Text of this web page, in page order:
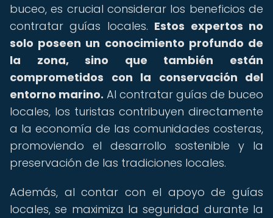
buceo, es crucial considerar los beneficios de
contratar guías locales. Estos expertos no
solo poseen un conocimiento profundo de
la zona, sino que también están
comprometidos con la conservación del
entorno marino. Al contratar guías de buceo
locales, los turistas contribuyen directamente
a la economía de las comunidades costeras,
promoviendo el desarrollo sostenible y la
preservación de las tradiciones locales.
Además, al contar con el apoyo de guías
locales, se maximiza la seguridad durante la